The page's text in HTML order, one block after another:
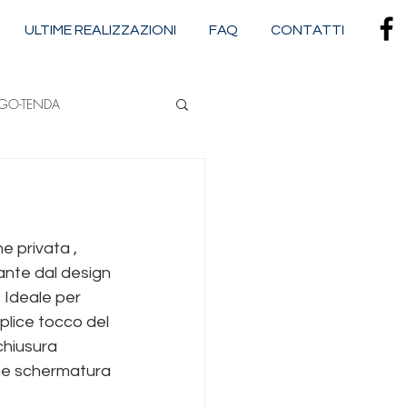
ULTIME REALIZZAZIONI FAQ CONTATTI
TENDA
privata ,
dal design
Ideale per
tocco del
schermatura